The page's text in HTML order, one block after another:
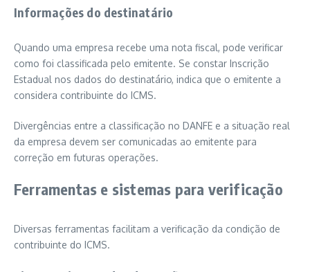
Informações do destinatário
Quando uma empresa recebe uma nota fiscal, pode verificar
como foi classificada pelo emitente. Se constar Inscrição
Estadual nos dados do destinatário, indica que o emitente a
considera contribuinte do ICMS.
Divergências entre a classificação no DANFE e a situação real
da empresa devem ser comunicadas ao emitente para
correção em futuras operações.
Ferramentas e sistemas para verificação
Diversas ferramentas facilitam a verificação da condição de
contribuinte do ICMS.